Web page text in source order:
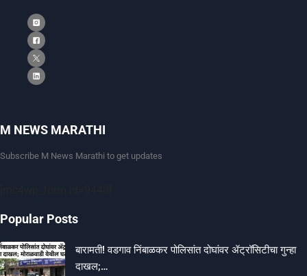
M NEWS MARATHI
Subscribe M News Marathi to get updates
Popular Posts
बारामती! वडगाव निंबाळकर पोलिसांत दोघांवर ॲट्रॉसिटीचा गुन्हा
दाखल;…